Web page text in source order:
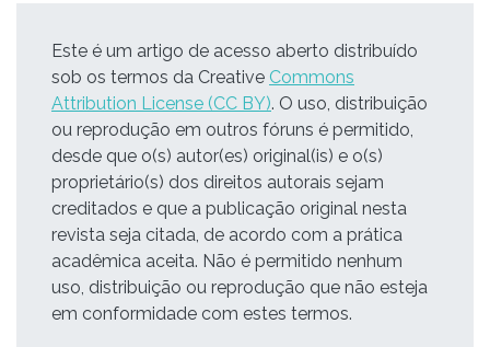
Este é um artigo de acesso aberto distribuído
sob os termos da Creative Commons
Attribution License (CC BY). O uso, distribuição
ou reprodução em outros fóruns é permitido,
desde que o(s) autor(es) original(is) e o(s)
proprietário(s) dos direitos autorais sejam
creditados e que a publicação original nesta
revista seja citada, de acordo com a prática
acadêmica aceita. Não é permitido nenhum
uso, distribuição ou reprodução que não esteja
em conformidade com estes termos.